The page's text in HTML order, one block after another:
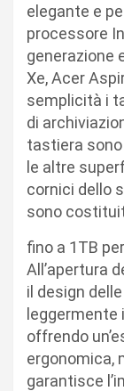
elegante e
processore
generazione
Xe, Acer
semplicità i
di
tastiera
le altre
cornici dello
sono
fino a 1TB
All’apertura
il design
leggermente
offrendo
ergonomica,
garantisce